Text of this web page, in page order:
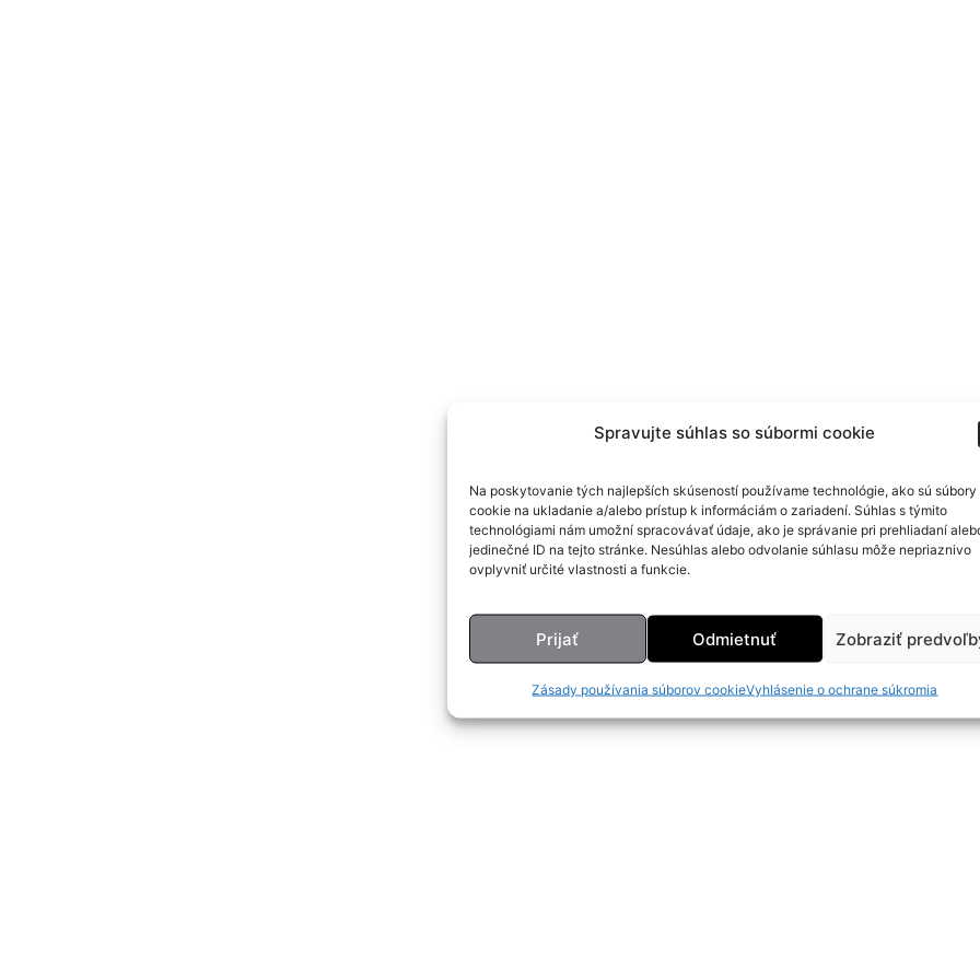
Spravujte súhlas so súbormi cookie
Na poskytovanie tých najlepších skúseností používame technológie, ako sú súbory
cookie na ukladanie a/alebo prístup k informáciám o zariadení. Súhlas s týmito
technológiami nám umožní spracovávať údaje, ako je správanie pri prehliadaní
jedinečné ID na tejto stránke. Nesúhlas alebo odvolanie súhlasu môže nepriaznivo
ovplyvniť určité vlastnosti a funkcie.
Prijať Odmietnuť Zobraziť
Zásady používania súborov cookieVyhlásenie o ochrane súkromia